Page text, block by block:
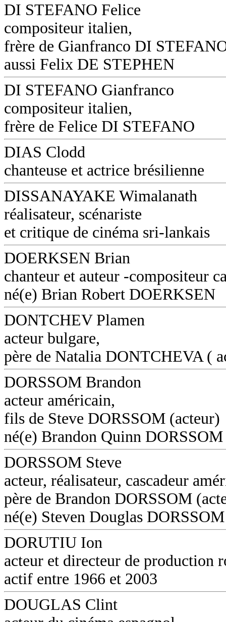
DI STEFANO Felice
compositeur italien,
frère de Gianfranco DI
aussi Felix DE STEPHEN
DI STEFANO Gianfranco
compositeur italien,
frère de Felice DI STEFANO
DIAS Clodd
chanteuse et actrice brésilienne
DISSANAYAKE Wimalanath
réalisateur, scénariste
et critique de cinéma sri-lankais
DOERKSEN Brian
chanteur et auteur -compositeur
né(e) Brian Robert DOERKSEN
DONTCHEV Plamen
acteur bulgare,
père de Natalia DONTCHEVA (
DORSSOM Brandon
acteur américain,
fils de Steve DORSSOM (acteur)
né(e) Brandon Quinn DORSSOM
DORSSOM Steve
acteur, réalisateur, cascadeur
père de Brandon DORSSOM
né(e) Steven Douglas DORSSOM
DORUTIU Ion
acteur et directeur de production
actif entre 1966 et 2003
DOUGLAS Clint